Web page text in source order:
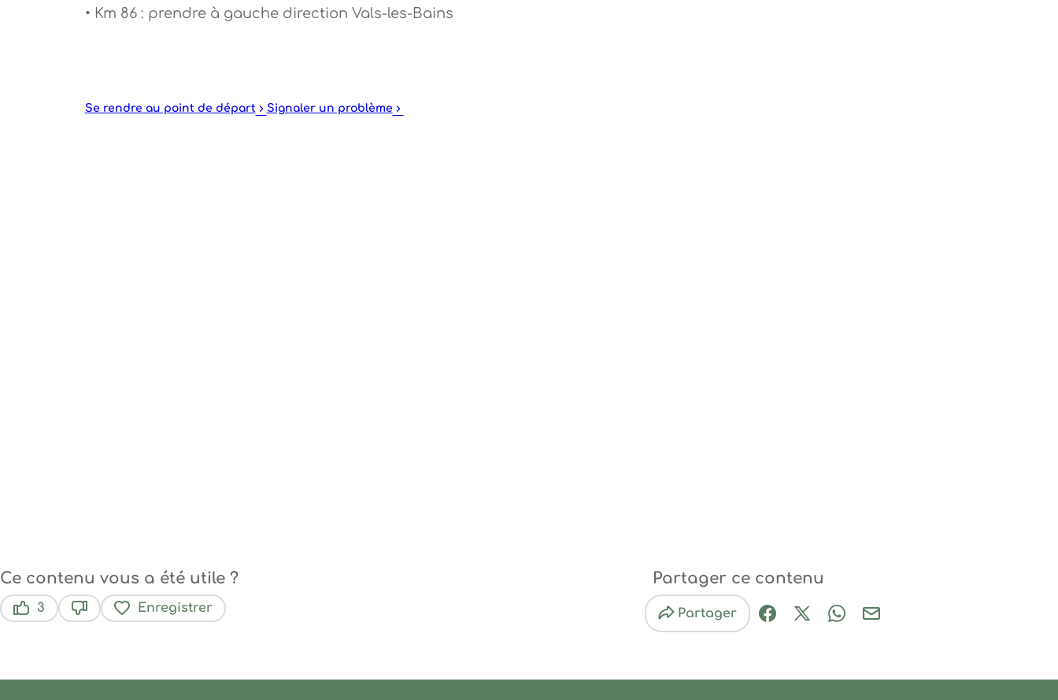
• Km 86 : prendre à gauche direction Vals-les-Bains
Se rendre au point de départ Signaler un problème
Ce contenu vous a été utile ?
3 Enregistrer
Partager ce contenu
Partager
Partager sur Facebook (nouvelle
Partager sur X / Twitter (nouvelle
Partager sur WhatsApp
Partager par mail